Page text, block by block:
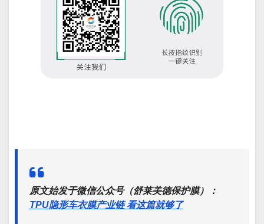
原文始发于微信公众号（舒莱美德保护膜）：
TPU隐形车衣膜产业链 看这篇就够了